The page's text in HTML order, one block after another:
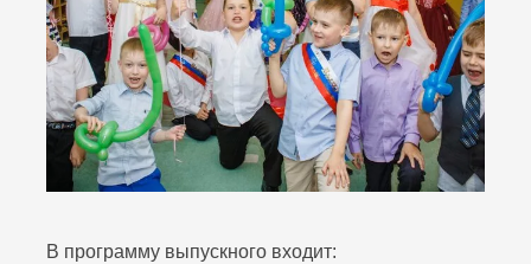
В программу выпускного входит: